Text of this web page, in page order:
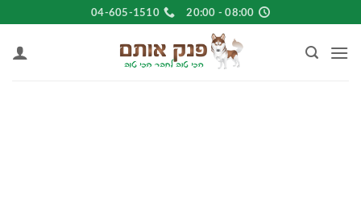
to
content
08:00 - 20:00
04-605-1510